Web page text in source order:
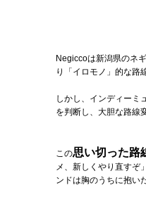
Negiccoは新潟県のネ
り「イロモノ」的な路
しかし、インディーミ
を判断し、大胆な路線
この思い切った路
メ、新しくやり直すぞ
ンドは胸のうちに抱い